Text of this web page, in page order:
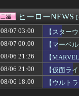
『ワンピース』空白の
【プリキュア】青キュ
【画像】フリーレンっ
オタク系コンテンツの
【悲報】かつて650万部
シャニマスのアニメ、
【画像】オタク「実際
【衝撃】年収300万で結
【エロゲ】今やってる
ヒーローNEWS [
08/07 03:00
【スター
08/07 00:00
【マーベ
08/06 21:26
【
08/06 21:00
【仮面ラ
08/06 18:00
【ウルト